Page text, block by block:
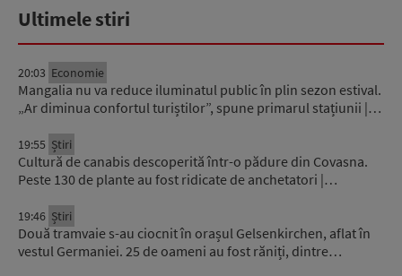
Ultimele stiri
20:03 Economie
Mangalia nu va reduce iluminatul public în plin sezon estival.
„Ar diminua confortul turiștilor”, spune primarul stațiunii |…
19:55 Știri
Cultură de canabis descoperită într-o pădure din Covasna.
Peste 130 de plante au fost ridicate de anchetatori |…
19:46 Știri
Două tramvaie s-au ciocnit în orașul Gelsenkirchen, aflat în
vestul Germaniei. 25 de oameni au fost răniți, dintre…